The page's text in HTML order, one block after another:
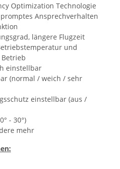
Optimization Technologie
Ansprechverhalten
längere Flugzeit
und
einstellbar
(normal / weich / sehr
einstellbar (aus /
- 30°)
mehr